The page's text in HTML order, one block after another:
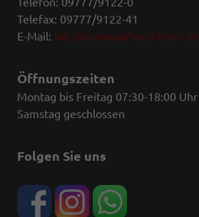
Telefax: 09777/9122-41
E-Mail: info@autokaufhausrhoen.de
Öffnungszeiten
Montag bis Freitag 07:30-18:00 Uhr
Samstag geschlossen
Folgen Sie uns